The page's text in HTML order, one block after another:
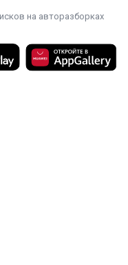
, ещё 4
на авторазборках